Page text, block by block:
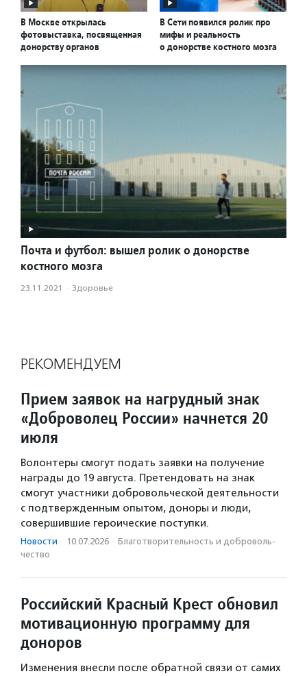
В Москве открылась
фотовыставка, посвященная
донорству органов
В Сети появился ролик про
мифы и реальность
о донорстве костного мозга
Почта и футбол: вышел ролик о донорстве
костного мозга
23.11.2021 · Здоровье
РЕКОМЕНДУЕМ
Прием заявок на нагрудный знак
«Доброволец России» начнется 20
июля
Волонтеры смогут подать заявки на получение
награды до 19 августа. Претендовать на знак
смогут участники добровольческой деятельности
с подтвержденным опытом, доноры и люди,
совершившие героические поступки.
Новости · 10.07.2026 · Благотвори­тель­ность и доброволь­
чест­во
Российский Красный Крест обновил
мотивационную программу для
доноров
Изменения внесли после обратной связи от самих